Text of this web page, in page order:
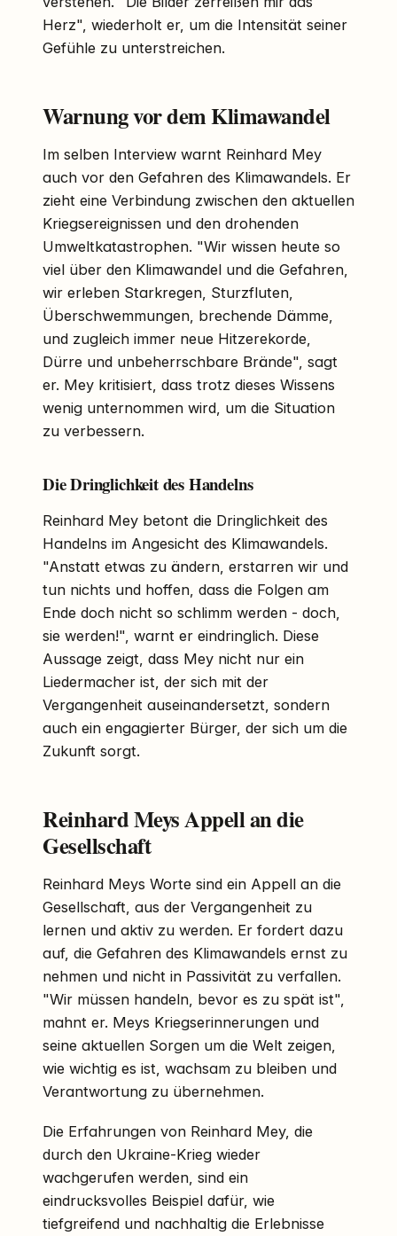
Herz", wiederholt er, um die Intensität seiner
Gefühle zu unterstreichen.
Warnung vor dem Klimawandel
Im selben Interview warnt Reinhard Mey
auch vor den Gefahren des Klimawandels. Er
zieht eine Verbindung zwischen den aktuellen
Kriegsereignissen und den drohenden
Umweltkatastrophen. "Wir wissen heute so
viel über den Klimawandel und die Gefahren,
wir erleben Starkregen, Sturzfluten,
Überschwemmungen, brechende Dämme,
und zugleich immer neue Hitzerekorde,
Dürre und unbeherrschbare Brände", sagt
er. Mey kritisiert, dass trotz dieses Wissens
wenig unternommen wird, um die Situation
zu verbessern.
Die Dringlichkeit des Handelns
Reinhard Mey betont die Dringlichkeit des
Handelns im Angesicht des Klimawandels.
"Anstatt etwas zu ändern, erstarren wir und
tun nichts und hoffen, dass die Folgen am
Ende doch nicht so schlimm werden - doch,
sie werden!", warnt er eindringlich. Diese
Aussage zeigt, dass Mey nicht nur ein
Liedermacher ist, der sich mit der
Vergangenheit auseinandersetzt, sondern
auch ein engagierter Bürger, der sich um die
Zukunft sorgt.
Reinhard Meys Appell an die
Gesellschaft
Reinhard Meys Worte sind ein Appell an die
Gesellschaft, aus der Vergangenheit zu
lernen und aktiv zu werden. Er fordert dazu
auf, die Gefahren des Klimawandels ernst zu
nehmen und nicht in Passivität zu verfallen.
"Wir müssen handeln, bevor es zu spät ist",
mahnt er. Meys Kriegserinnerungen und
seine aktuellen Sorgen um die Welt zeigen,
wie wichtig es ist, wachsam zu bleiben und
Verantwortung zu übernehmen.
Die Erfahrungen von Reinhard Mey, die
durch den Ukraine-Krieg wieder
wachgerufen werden, sind ein
eindrucksvolles Beispiel dafür, wie
tiefgreifend und nachhaltig die Erlebnisse